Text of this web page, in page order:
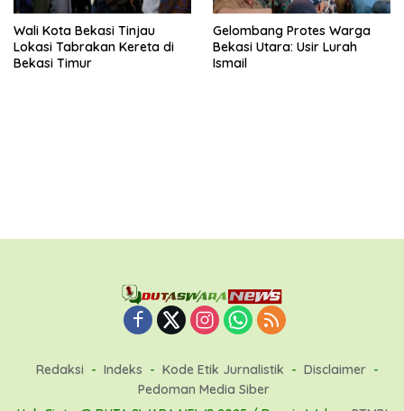
Wali Kota Bekasi Tinjau
Lokasi Tabrakan Kereta di
Bekasi Timur
Gelombang Protes Warga
Bekasi Utara: Usir Lurah
Ismail
Redaksi Indeks Kode Etik Jurnalistik
Disclaimer
Pedoman Media Siber